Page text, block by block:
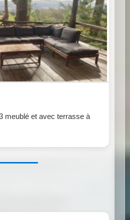
meublé et avec terrasse à